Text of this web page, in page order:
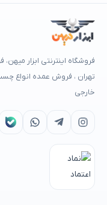
فروشگاه اینترنتی ابزار
تهران ، فروش عمده انواع
خارجی